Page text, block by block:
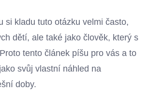
si kladu tuto otázku velmi často,
dětí, ale také jako člověk, který s
tento článek píšu pro vás a to
svůj vlastní náhled na
doby.